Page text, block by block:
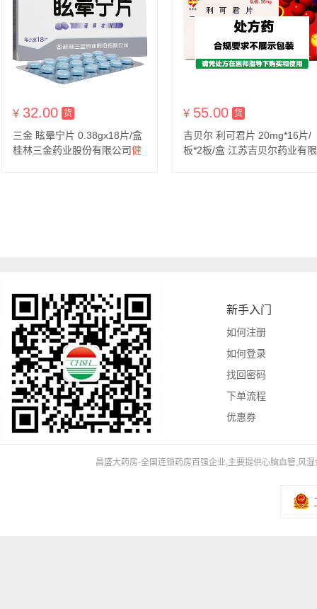
¥ 32.00 货
三金 眩晕宁片 0.38gx18片/盒
桂林三金药业股份有限公司健
¥ 55.00 货
吉贝尔 利可君片 20mg*16片/
板*2板/盒 江苏吉贝尔药业有限
新手入门
如何注册
如何登录
找回密码
下单流程
优惠券
昌盛大药房-全国连锁药房百强企业,主要提供心脑血管,风